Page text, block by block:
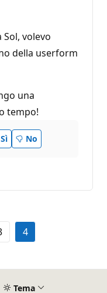
volevo
della userform
una
tempo!
Sì No
4
Tema